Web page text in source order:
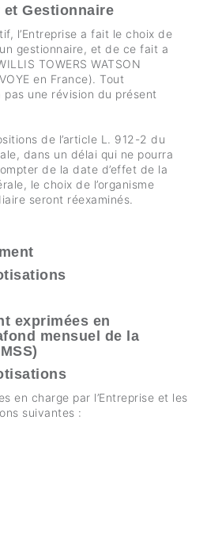
Gestionnaire
l’Entreprise a fait le choix de
gestionnaire, et de ce fait a
TOWERS WATSON
en France). Tout
pas une révision du présent
de l’article L. 912-2 du
dans un délai qui ne pourra
de la date d’effet de la
le choix de l’organisme
seront réexaminés.
exprimées en
mensuel de la
en charge par l’Entreprise et les
suivantes :